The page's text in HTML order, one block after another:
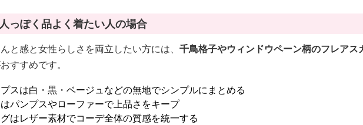
っぽく品よく着たい人の場合
と感と女性らしさを両立したい方には、 千鳥格子やウィンドウペーン柄のフレア
すすめです。
プスは白・黒・ベージュなどの無地でシンプルにまとめる
パンプスやローファーで上品さをキープ
はレザー素材でコーデ全体の質感を統一する